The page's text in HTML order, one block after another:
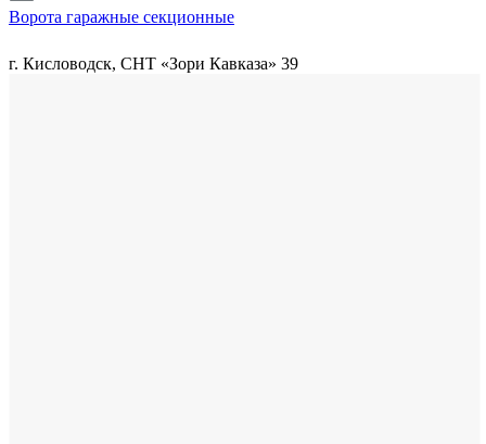
Ворота гаражные секционные
г. Кисловодск, СНТ «Зори Кавказа» 39